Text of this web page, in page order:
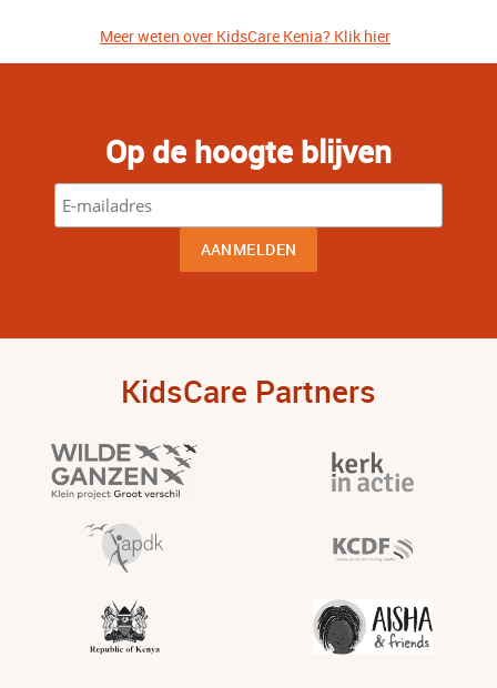
Meer weten over KidsCare Kenia? Klik hier
Op de hoogte blijven
KidsCare Partners